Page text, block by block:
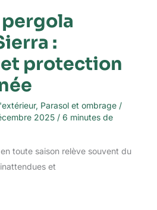
pergola
:
protection
, Parasol et ombrage/
2025 / 6 minutes de
toute saison relève souvent du
et